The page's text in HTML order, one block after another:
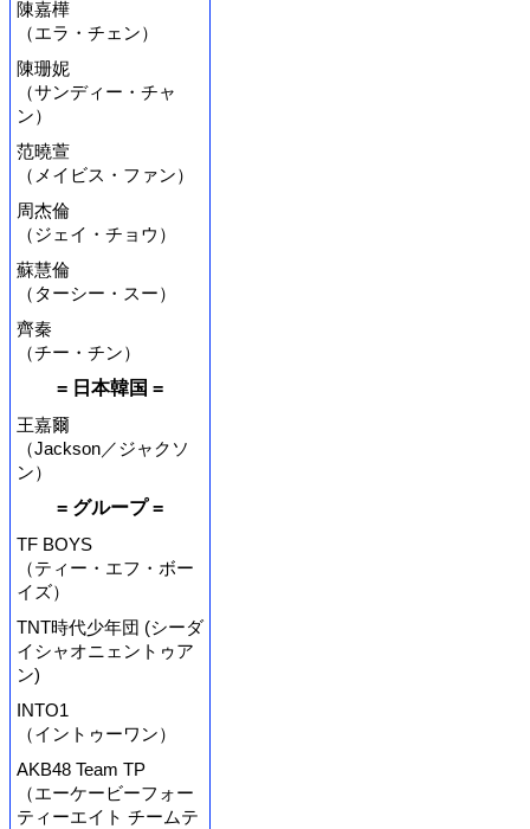
陳嘉樺
（エラ・チェン）
陳珊妮
（サンディー・チャ
ン）
范曉萱
（メイビス・ファン）
周杰倫
（ジェイ・チョウ）
蘇慧倫
（ターシー・スー）
齊秦
（チー・チン）
= 日本韓国 =
王嘉爾
（Jackson／ジャクソ
ン）
= グループ =
TF BOYS
（ティー・エフ・ボー
イズ）
TNT時代少年団 (シーダ
イシャオニェントゥア
ン)
INTO1
（イントゥーワン）
AKB48 Team TP
（エーケービーフォー
ティーエイト チームテ